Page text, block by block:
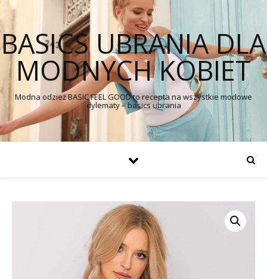
BASICS UBRANIA DLA
MODNYCH KOBIET
Modna odzież BASIC FEEL GOOD to recepta na wszystkie modowe
dylematy – basics ubrania